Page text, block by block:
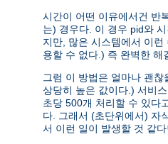
시간이 어떤 이유에서건 반
는) 경우다. 이 경우 pid와
지만, 많은 시스템에서 이
용할 수 없다.) 즉 완벽한 해
그럼 이 방법은 얼마나 괜
상당히 높은 값이다.) 서비
초당 500개 처리할 수 있다
다. 그래서 (초단위에서) 자
서 이런 일이 발생할 것 같